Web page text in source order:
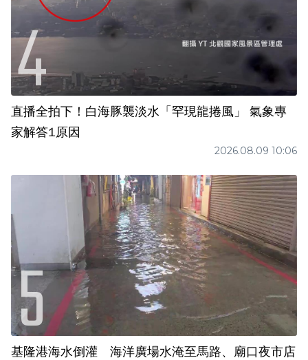
直播全拍下！白海豚襲淡水「罕現龍捲風」 氣象專
家解答1原因
2026.08.09 10:06
基隆港海水倒灌 海洋廣場水淹至馬路、廟口夜市店